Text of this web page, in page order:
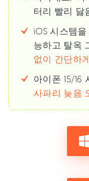
터리 빨리 닳
iOS 시스템
능하고 탈옥
없이 간단하
아이폰 15/16
사파리 늦음